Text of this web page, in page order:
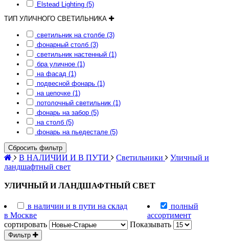
Elstead Lighting (5)
ТИП УЛИЧНОГО СВЕТИЛЬНИКА
светильник на столбе (3)
фонарный столб (3)
светильник настенный (1)
бра уличное (1)
на фасад (1)
подвесной фонарь (1)
на цепочке (1)
потолочный светильник (1)
фонарь на забор (5)
на столб (5)
фонарь на пьедестале (5)
Сбросить фильтр
В НАЛИЧИИ И В ПУТИ Светильники
Уличный и
ландшафтный свет
УЛИЧНЫЙ И ЛАНДШАФТНЫЙ СВЕТ
в наличии и в пути на склад
в Москве
полный
ассортимент
сортировать
Показывать
Фильтр